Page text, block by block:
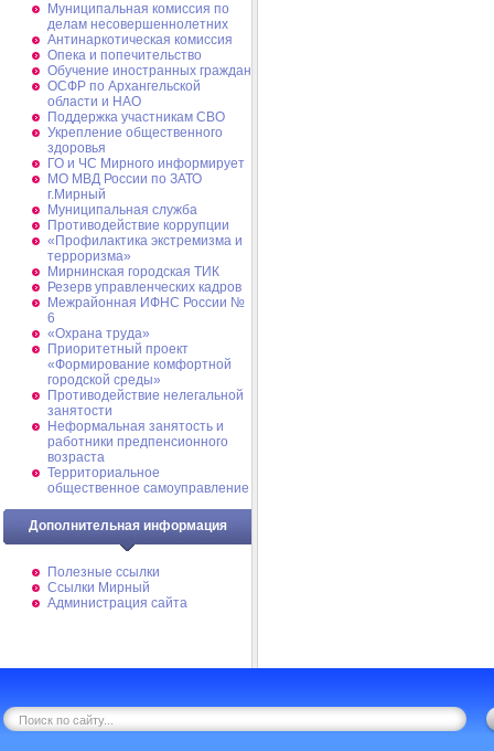
Муниципальная комиссия по
делам несовершеннолетних
Антинаркотическая комиссия
Опека и попечительство
Обучение иностранных граждан
ОСФР по Архангельской
области и НАО
Поддержка участникам СВО
Укрепление общественного
здоровья
ГО и ЧС Мирного информирует
МО МВД России по ЗАТО
г.Мирный
Муниципальная cлужба
Противодействие коррупции
«Профилактика экстремизма и
терроризма»
Мирнинская городская ТИК
Резерв управленческих кадров
Межрайонная ИФНС России №
6
«Охрана труда»
Приоритетный проект
«Формирование комфортной
городской среды»
Противодействие нелегальной
занятости
Неформальная занятость и
работники предпенсионного
возраста
Территориальное
общественное самоуправление
Дополнительная информация
Полезные ссылки
Ссылки Мирный
Администрация сайта